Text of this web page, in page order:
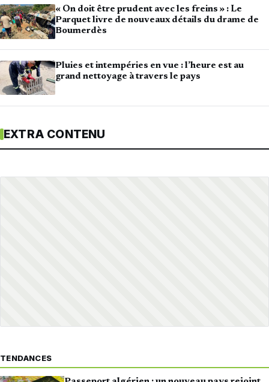
« On doit être prudent avec les freins » : Le
Parquet livre de nouveaux détails du drame de
Boumerdès
Pluies et intempéries en vue : l’heure est au
grand nettoyage à travers le pays
EXTRA CONTENU
TENDANCES